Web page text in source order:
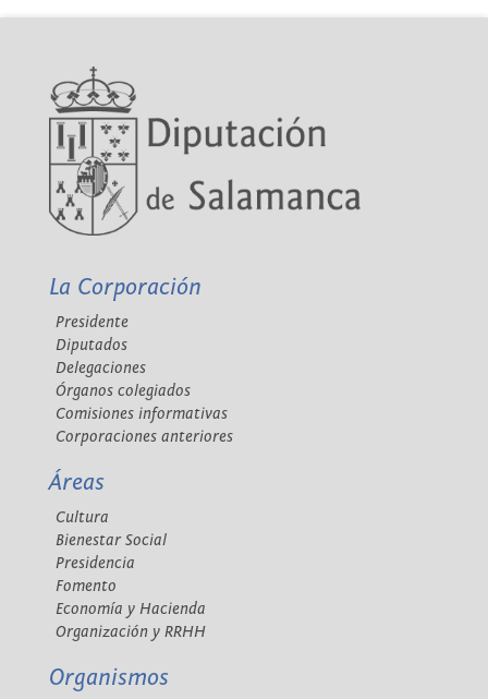
La Corporación
Presidente
Diputados
Delegaciones
Órganos colegiados
Comisiones informativas
Corporaciones anteriores
Áreas
Cultura
Bienestar Social
Presidencia
Fomento
Economía y Hacienda
Organización y RRHH
Organismos